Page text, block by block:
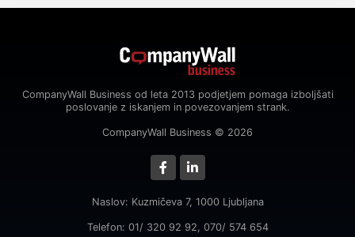
CompanyWall Business od leta 2013 podjetjem pomaga izboljšati
poslovanje z iskanjem in povezovanjem strank.
CompanyWall Business © 2026
Naslov: Kuzmičeva 7, 1000 Ljubljana
Telefon: 01/ 320 92 92, 070/ 574 654